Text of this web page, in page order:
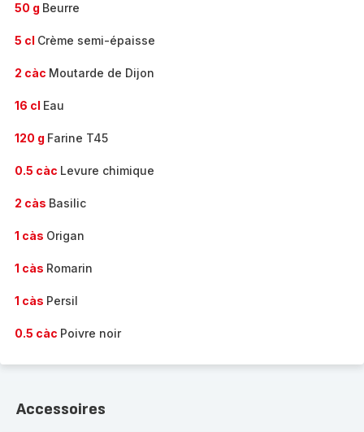
50 g Beurre
5 cl Crème semi-épaisse
2 càc Moutarde de Dijon
16 cl Eau
120 g Farine T45
0.5 càc Levure chimique
2 càs Basilic
1 càs Origan
1 càs Romarin
1 càs Persil
0.5 càc Poivre noir
Accessoires